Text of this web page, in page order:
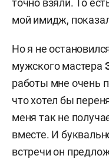
точно взяли. То
мой имидж,
Но я не
мужского мастера
работы мне очень
что хотел бы
меня так не
вместе. И
встречи он